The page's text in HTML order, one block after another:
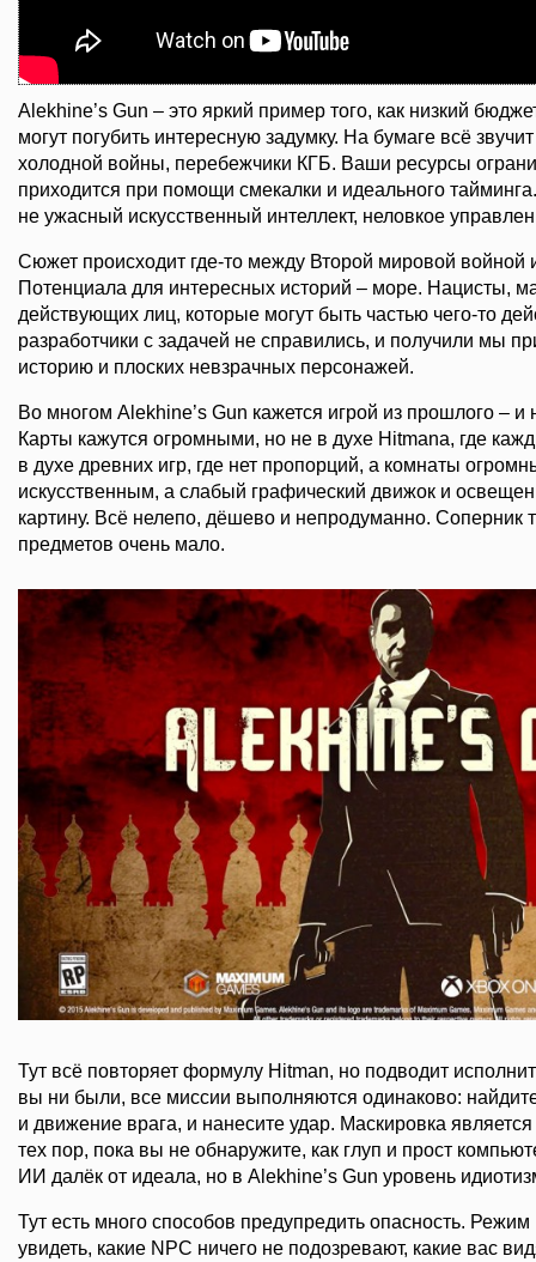
Alekhine’s Gun – это яркий пример того, как низкий
могут погубить интересную задумку. На бумаге всё
холодной войны, перебежчики КГБ. Ваши ресурсы
приходится при помощи смекалки и идеального
не ужасный искусственный интеллект, неловкое
Сюжет происходит где-то между Второй мировой войной
Потенциала для интересных историй – море. Нацисты,
действующих лиц, которые могут быть частью чего-то
разработчики с задачей не справились, и получили мы
историю и плоских невзрачных персонажей.
Во многом Alekhine’s Gun кажется игрой из прошлого –
Карты кажутся огромными, но не в духе Hitmana, где
в духе древних игр, где нет пропорций, а комнаты
искусственным, а слабый графический движок и
картину. Всё нелепо, дёшево и непродуманно. Соперник
предметов очень мало.
Тут всё повторяет формулу Hitman, но подводит
вы ни были, все миссии выполняются одинаково:
и движение врага, и нанесите удар. Маскировка
тех пор, пока вы не обнаружите, как глуп и прост
ИИ далёк от идеала, но в Alekhine’s Gun уровень
Тут есть много способов предупредить опасность. Режим
увидеть, какие NPC ничего не подозревают, какие вас